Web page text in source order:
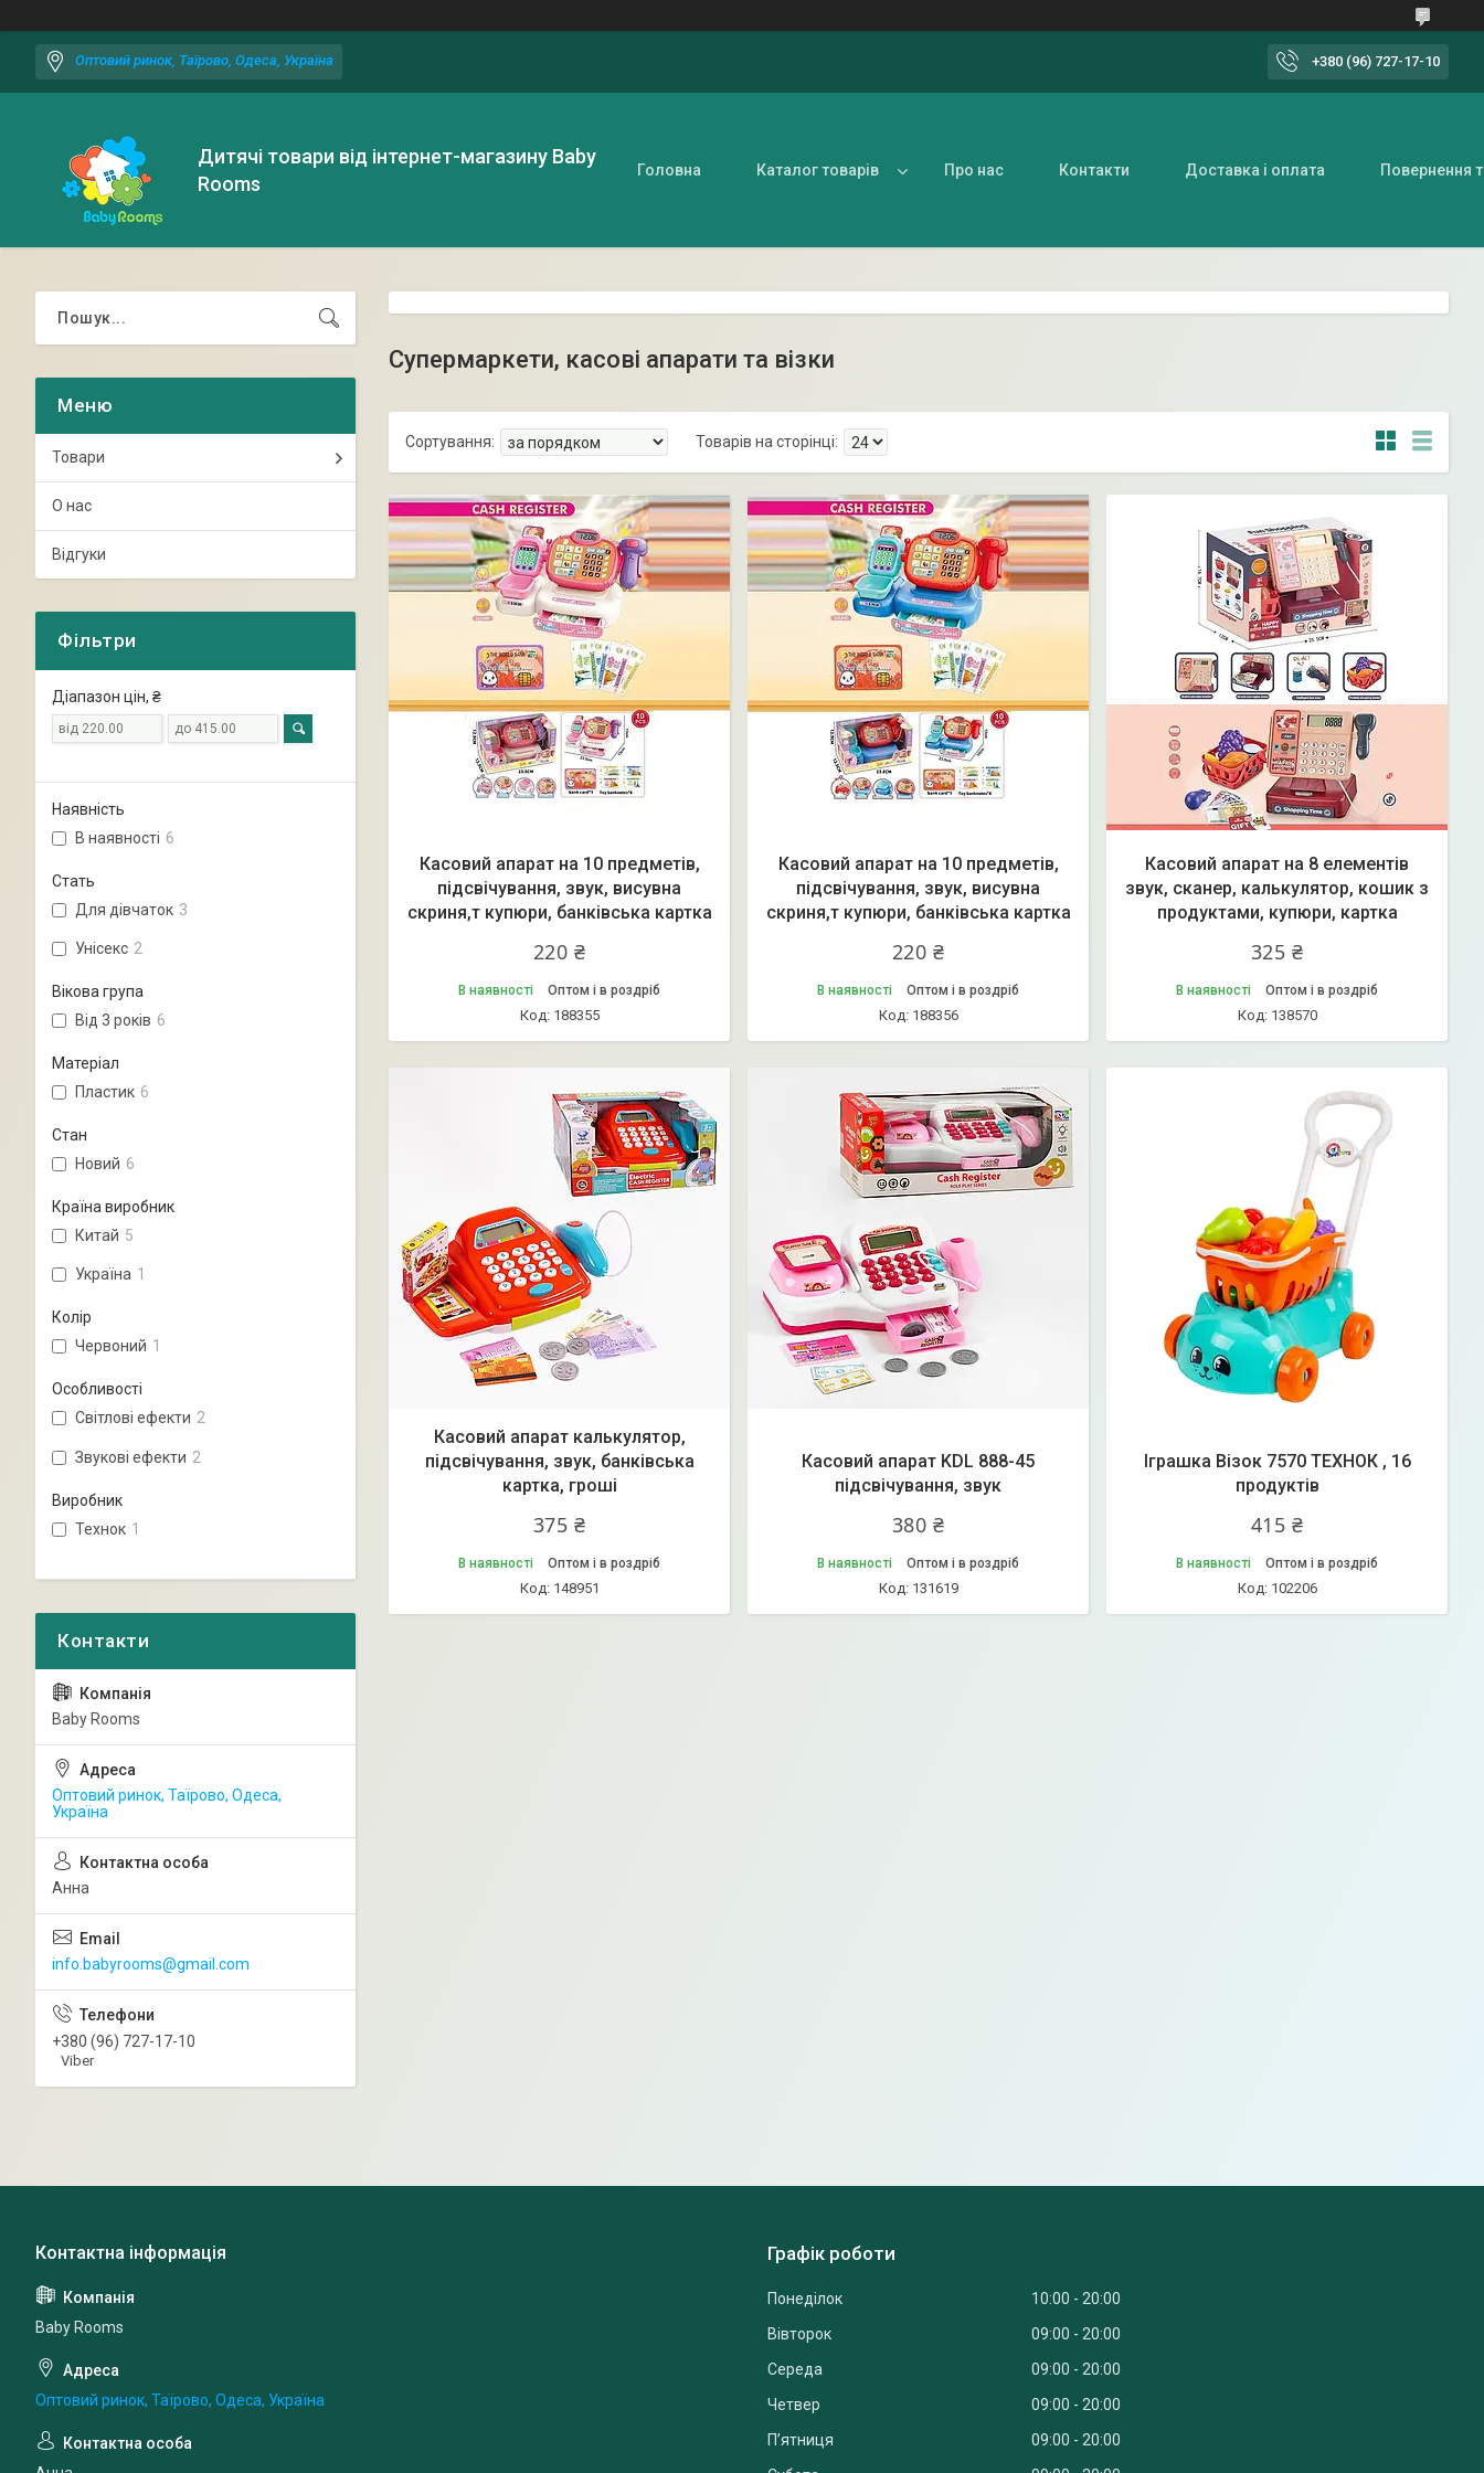
Оптовий ринок, Таїрово, Одеса, Україна +380 (96) 727-17-10
Дитячі товари від інтернет-магазину Baby
Rooms
Головна Каталог товарів Про нас Контакти Доставка і оплата Повернення
Супермаркети, касові апарати та візки
Касовий апарат на 10 предметів,
підсвічування, звук, висувна
скриня,т купюри, банківська картка
220 ₴
В наявності Оптом і в роздріб
188355
Касовий апарат на 10 предметів,
підсвічування, звук, висувна
скриня,т купюри, банківська картка
220 ₴
В наявності Оптом і в роздріб
188356
Касовий апарат на 8 елементів
звук, сканер, калькулятор, кошик з
продуктами, купюри, картка
325 ₴
В наявності Оптом і в роздріб
138570
Касовий апарат калькулятор,
підсвічування, звук, банківська
картка, гроші
375 ₴
В наявності Оптом і в роздріб
148951
Касовий апарат KDL 888-45
підсвічування, звук
380 ₴
В наявності Оптом і в роздріб
131619
Іграшка Візок 7570 ТЕХНОК , 16
продуктів
415 ₴
В наявності Оптом і в роздріб
102206
Товари
О нас
Відгуки
Фільтри
Діапазон цін, ₴
Наявність
В наявності 6
Стать
Для дівчаток 3
Унісекс 2
Вікова група
Від 3 років 6
Матеріал
Пластик 6
Стан
Новий 6
Країна виробник
Китай 5
Україна 1
Колір
Червоний 1
Особливості
Світлові ефекти 2
Звукові ефекти 2
Виробник
Технок 1
Baby Rooms
Оптовий ринок, Таїрово, Одеса,
Україна
Анна
info.babyrooms@gmail.com
+380 (96) 727-17-10
Viber
Baby Rooms
Оптовий ринок, Таїрово, Одеса, Україна
Графік роботи
Понеділок 10:00
20:00
Вівторок
09:00
20:00
Середа
09:00
20:00
Четвер
09:00
20:00
Пʼятниця
09:00
20:00